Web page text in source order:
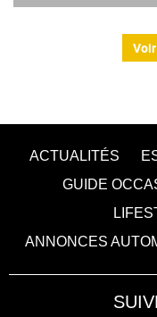
ACTUALITÉS
GUIDE
ANNONCES